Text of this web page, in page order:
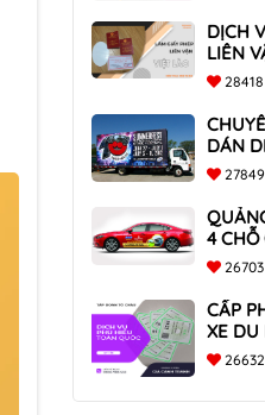
DỊCH
LIÊN
TOÀN
28418
DÁN
TRÊN
CÔNG
27849
4 CHỖ
26703
CẤP
26632